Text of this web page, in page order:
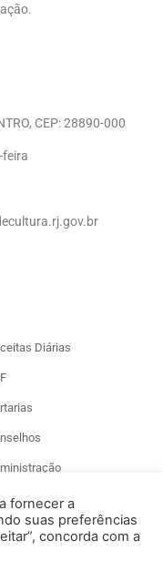
CEP: 28890-000
feira
Diárias
fornecer a
suas preferências
concorda com a